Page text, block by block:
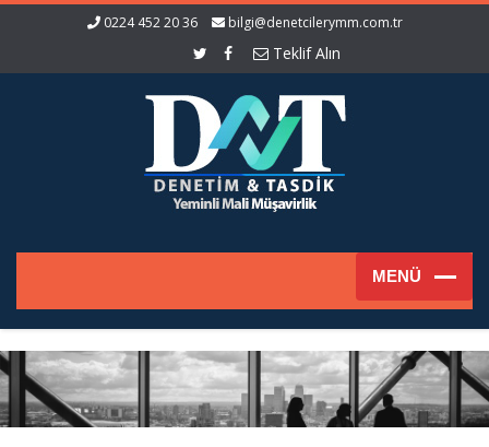
0224 452 20 36 bilgi@denetcilerymm.com.tr
Teklif Alın